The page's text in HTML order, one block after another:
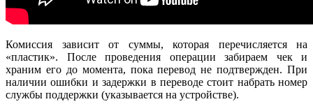
Комиссия зависит от суммы, которая перечисляется на
«пластик». После проведения операции забираем чек и
храним его до момента, пока перевод не подтвержден. При
наличии ошибки и задержки в переводе стоит набрать номер
службы поддержки (указывается на устройстве).